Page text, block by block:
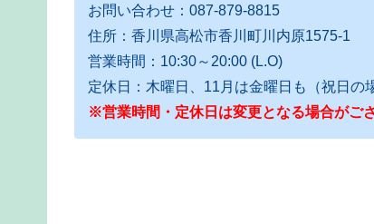
お問い合わせ：087-879-8815
住所：香川県高松市香川町川内原1575-1
営業時間：10:30～20:00 (L.O)
定休日：木曜日、11月は金曜日も（祝日の
※営業時間・定休日は変更となる場合がご